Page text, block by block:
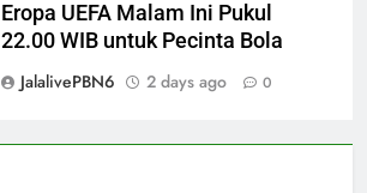
Eropa UEFA Malam Ini Pukul
22.00 WIB untuk Pecinta Bola
JalalivePBN6
2 days ago 0